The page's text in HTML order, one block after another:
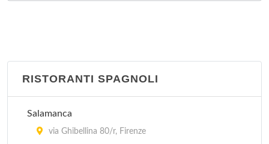
RISTORANTI SPAGNOLI
Salamanca
via Ghibellina 80/r, Firenze